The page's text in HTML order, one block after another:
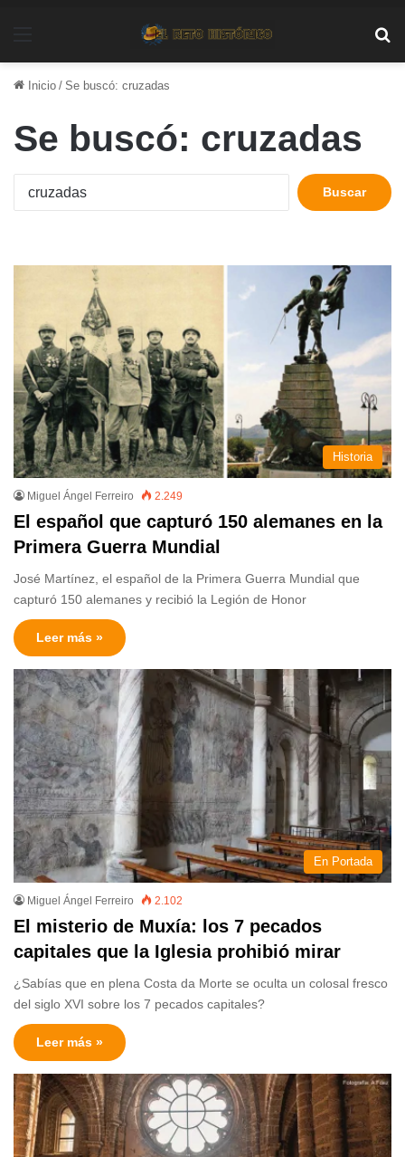
Inicio / Se buscó: cruzadas
Se buscó: cruzadas
Buscar:
Historia
Miguel Ángel Ferreiro 2.249
El español que capturó 150 alemanes en la
Primera Guerra Mundial
José Martínez, el español de la Primera Guerra Mundial que
capturó 150 alemanes y recibió la Legión de Honor
Leer más »
En Portada
Miguel Ángel Ferreiro 2.102
El misterio de Muxía: los 7 pecados
capitales que la Iglesia prohibió mirar
¿Sabías que en plena Costa da Morte se oculta un colosal fresco
del siglo XVI sobre los 7 pecados capitales?
Leer más »